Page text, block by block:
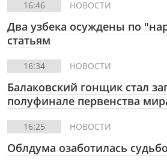
16:46 НОВОСТИ
Два узбека осуждены по
статьям
16:34 НОВОСТИ
Балаковский гонщик стал
полуфинале первенства
16:25 НОВОСТИ
Облдума озаботилась